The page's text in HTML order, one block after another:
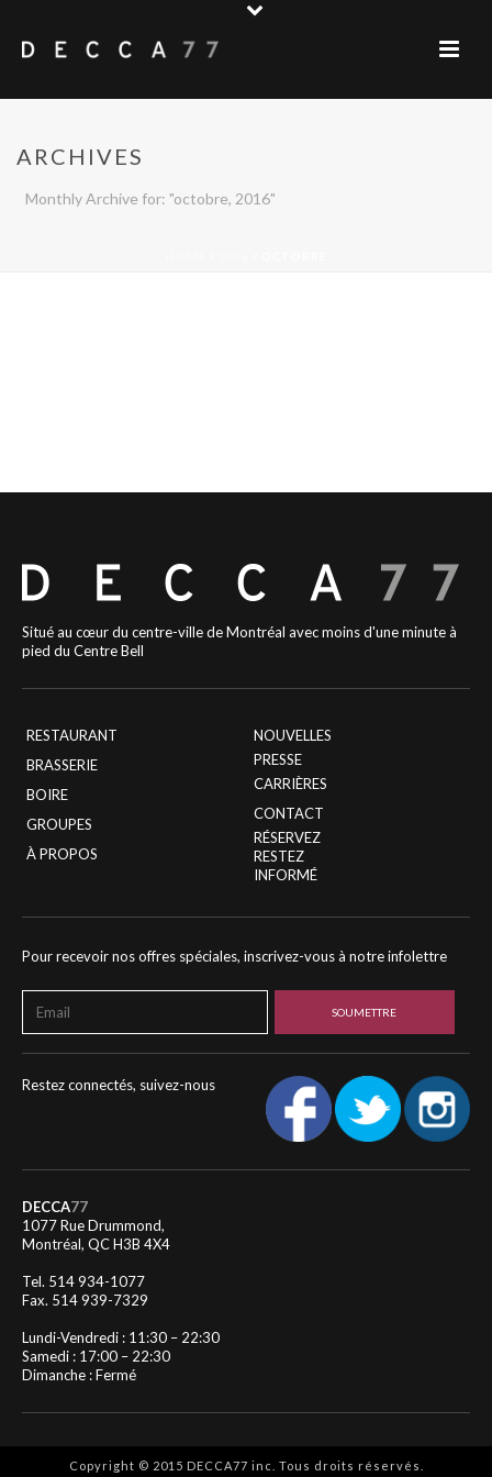
ARCHIVES
Monthly Archive for: "octobre, 2016"
Situé au cœur du centre-ville de Montréal avec moins d'une minute à
pied du Centre Bell
RESTAURANT
BRASSERIE
BOIRE
GROUPES
À PROPOS
NOUVELLES
PRESSE
CARRIÈRES
CONTACT
RÉSERVEZ
RESTEZ
INFORMÉ
Pour recevoir nos offres spéciales, inscrivez-vous à notre infolettre
Restez connectés, suivez-nous
DECCA77
1077 Rue Drummond,
Montréal, QC H3B 4X4
Tel. 514 934-1077
Fax. 514 939-7329
Lundi-Vendredi : 11:30 – 22:30
Samedi : 17:00 – 22:30
Dimanche : Fermé
Copyright © 2015 DECCA77 inc. Tous droits réservés.